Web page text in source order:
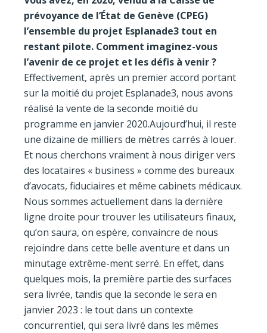
prévoyance de l’État de Genève (CPEG)
l’ensemble du projet Esplanade3 tout en
restant pilote. Comment imaginez-vous
l’avenir de ce projet et les défis à venir ?
Effectivement, après un premier accord portant
sur la moitié du projet Esplanade3, nous avons
réalisé la vente de la seconde moitié du
programme en janvier 2020.Aujourd’hui, il reste
une dizaine de milliers de mètres carrés à louer.
Et nous cherchons vraiment à nous diriger vers
des locataires « business » comme des bureaux
d’avocats, fiduciaires et même cabinets médicaux.
Nous sommes actuellement dans la dernière
ligne droite pour trouver les utilisateurs finaux,
qu’on saura, on espère, convaincre de nous
rejoindre dans cette belle aventure et dans un
minutage extrême-ment serré. En effet, dans
quelques mois, la première partie des surfaces
sera livrée, tandis que la seconde le sera en
janvier 2023 : le tout dans un contexte
concurrentiel, qui sera livré dans les mêmes